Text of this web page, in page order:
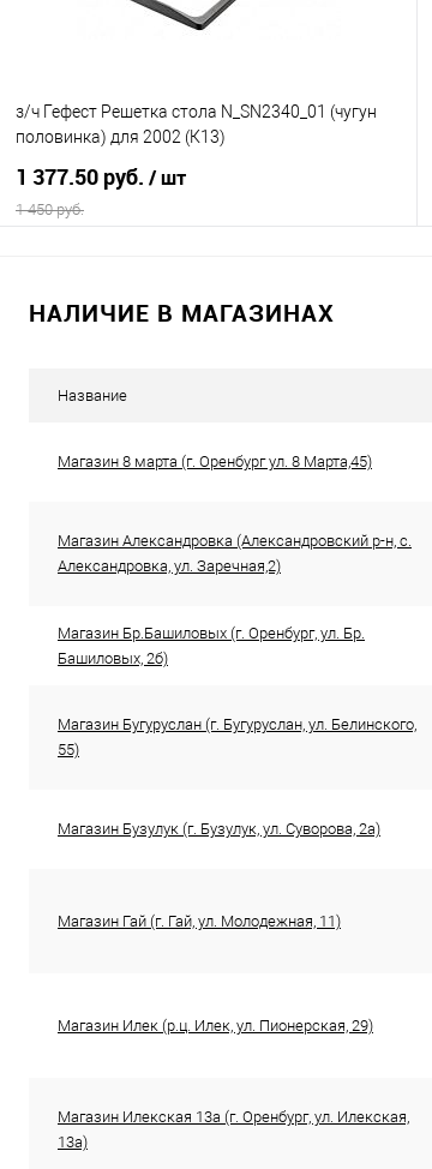
з/ч Гефест Решетка стола N_SN2340_01 (чугун
половинка) для 2002 (К13)
1 377.50 руб. / шт
1 450 руб.
НАЛИЧИЕ В МАГАЗИНАХ
Название
Магазин 8 марта (г. Оренбург ул. 8 Марта,45)
Магазин Александровка (Александровский р-н, с.
Александровка, ул. Заречная,2)
Магазин Бр.Башиловых (г. Оренбург, ул. Бр.
Башиловых, 2б)
Магазин Бугуруслан (г. Бугуруслан, ул. Белинского,
55)
Магазин Бузулук (г. Бузулук, ул. Суворова, 2а)
Магазин Гай (г. Гай, ул. Молодежная, 11)
Магазин Илек (р.ц. Илек, ул. Пионерская, 29)
Магазин Илекская 13а (г. Оренбург, ул. Илекская,
13а)